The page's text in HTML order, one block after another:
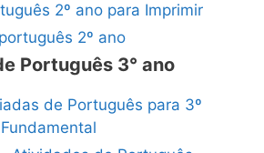
2º ano para Imprimir
2º ano
Português 3° ano
de Português para 3º